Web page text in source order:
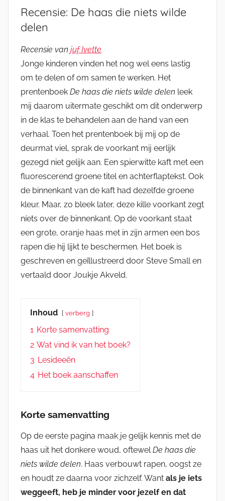
Recensie: De haas die niets wilde
delen
Recensie van juf Ivette
Jonge kinderen vinden het nog wel eens lastig
om te delen of om samen te werken. Het
prentenboek De haas die niets wilde delen leek
mij daarom uitermate geschikt om dit onderwerp
in de klas te behandelen aan de hand van een
verhaal. Toen het prentenboek bij mij op de
deurmat viel, sprak de voorkant mij eerlijk
gezegd niet gelijk aan. Een spierwitte kaft met een
fluorescerend groene titel en achterflaptekst. Ook
de binnenkant van de kaft had dezelfde groene
kleur. Maar, zo bleek later, deze kille voorkant zegt
níets over de binnenkant. Op de voorkant staat
een grote, oranje haas met in zijn armen een bos
rapen die hij lijkt te beschermen. Het boek is
geschreven en geïllustreerd door Steve Small en
vertaald door Joukje Akveld.
Inhoud verberg
1 Korte samenvatting
2 Wat vind ik van het boek?
3 Lesideeën
4 Het boek aanschaffen
Korte samenvatting
Op de eerste pagina maak je gelijk kennis met de
haas uit het donkere woud, oftewelDe haas die
niets wilde delen. Haas verbouwt rapen, oogst ze
en houdt ze daarna voor zichzelf. Want als je iets
weggeeft, heb je minder voor jezelf en dat